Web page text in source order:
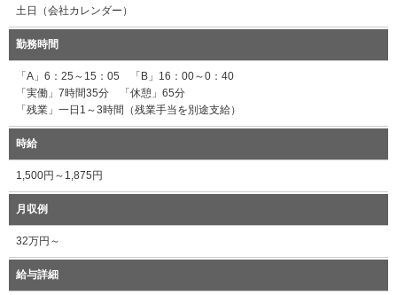
土日（会社カレンダー）
勤務時間
「A」6：25～15：05 「B」16：00～0：40
「実働」7時間35分 「休憩」65分
「残業」一日1～3時間（残業手当を別途支給）
時給
1,500円～1,875円
月収例
32万円～
給与詳細